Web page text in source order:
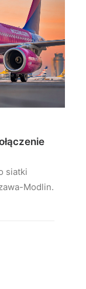
siatki
Modlin.